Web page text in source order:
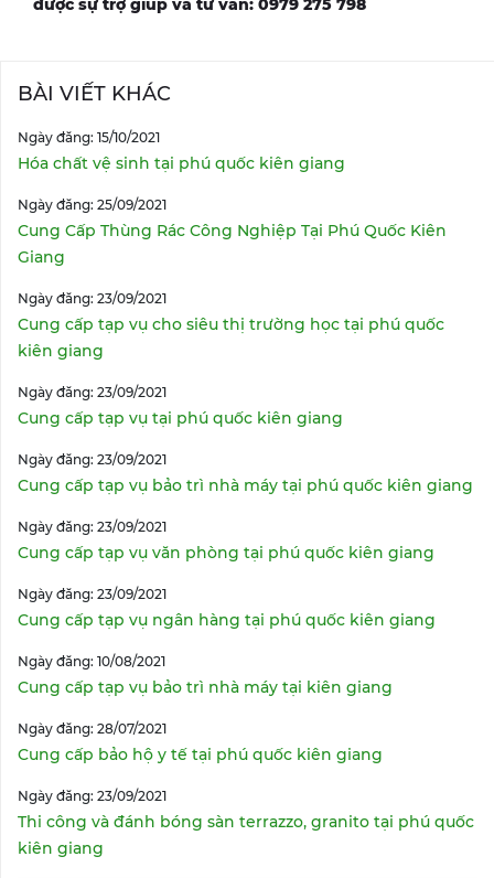
được sự trợ giúp và tư vấn: 0979 275 798
BÀI VIẾT KHÁC
Ngày đăng: 15/10/2021
Hóa chất vệ sinh tại phú quốc kiên giang
Ngày đăng: 25/09/2021
Cung Cấp Thùng Rác Công Nghiệp Tại Phú Quốc Kiên
Giang
Ngày đăng: 23/09/2021
Cung cấp tạp vụ cho siêu thị trường học tại phú quốc
kiên giang
Ngày đăng: 23/09/2021
Cung cấp tạp vụ tại phú quốc kiên giang
Ngày đăng: 23/09/2021
Cung cấp tạp vụ bảo trì nhà máy tại phú quốc kiên giang
Ngày đăng: 23/09/2021
Cung cấp tạp vụ văn phòng tại phú quốc kiên giang
Ngày đăng: 23/09/2021
Cung cấp tạp vụ ngân hàng tại phú quốc kiên giang
Ngày đăng: 10/08/2021
Cung cấp tạp vụ bảo trì nhà máy tại kiên giang
Ngày đăng: 28/07/2021
Cung cấp bảo hộ y tế tại phú quốc kiên giang
Ngày đăng: 23/09/2021
Thi công và đánh bóng sàn terrazzo, granito tại phú quốc
kiên giang